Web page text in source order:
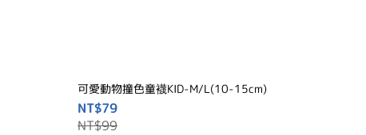
可愛動物撞色童襪KID-M/L(10-15cm)
NT$79
NT$99